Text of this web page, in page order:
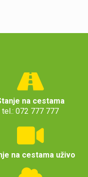
na cestama
tel.: 072 777 777
na cestama uživo